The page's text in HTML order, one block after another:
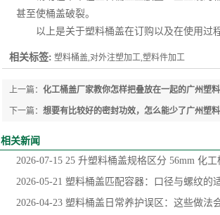
甚至使桶盖破裂。
以上是关于塑料桶盖在订购以及在使用过程
相关标签: 塑料桶盖,对外注塑加工,塑料件加工
上一篇： 化工桶盖厂家教你怎样把叠放在一起的广州塑料
下一篇： 想要有比较好的密封功效，怎么能少了广州塑
相关新闻
2026-07-15 25 升塑料桶盖规格区分 56mm 化
2026-05-21 塑料桶盖匹配容器：口径与螺纹的
2026-04-23 塑料桶盖日常养护误区：这些做法